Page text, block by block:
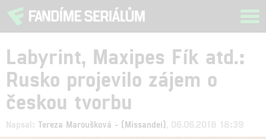
Labyrint, Maxipes Fík atd.:
Rusko projevilo zájem o
českou tvorbu
Napsal: Tereza Maroušková - (Missandei) , 06.06.2018 18:39